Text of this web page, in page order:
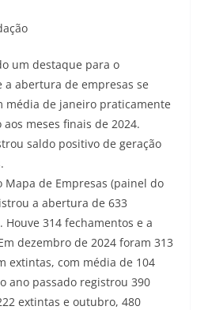
um destaque para o
abertura de empresas se
média de janeiro praticamente
meses finais de 2024.
saldo positivo de geração
Mapa de Empresas (painel do
a abertura de 633
314 fechamentos e a
dezembro de 2024 foram 313
extintas, com média de 104
ano passado registrou 390
extintas e outubro, 480